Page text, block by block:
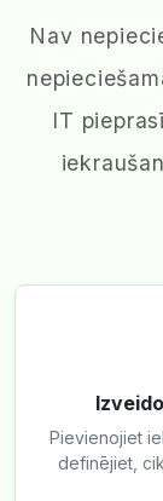
Nav
IT
Pievienojiet
definējiet,